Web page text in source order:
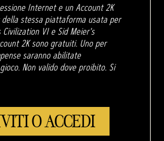
Internet e un Account 2K
stessa piattaforma usata per
VI e Sid Meier's
2K sono gratuiti. Uno per
saranno abilitate
Non valido dove proibito. Si
O ACCEDI